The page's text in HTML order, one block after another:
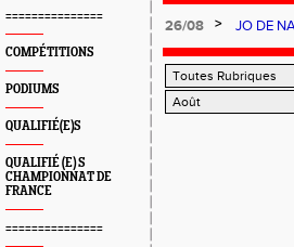
===============
COMPÉTITIONS
PODIUMS
QUALIFIÉ(E)S
QUALIFIÉ (E) S
CHAMPIONNAT DE
FRANCE
===============
26/08 >
JO DE